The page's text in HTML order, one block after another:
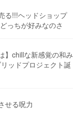
る!!!ヘッドショップ
っちが好みなのさ
】chillな新感覚の和み
ッドプロジェクト誕
せる呪力